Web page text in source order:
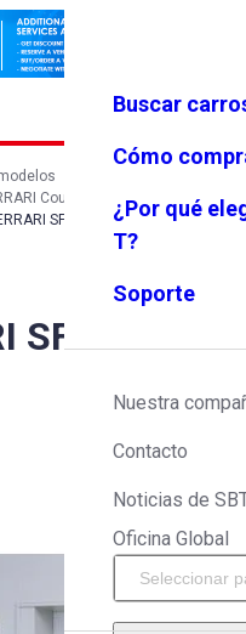
Favoritos Menú
Buscar
Cómo
¿Por qué
T?
Soporte
Nuestra
Contacto
Noticias de
Oficina Global
Coupe
SF90 STRADALE